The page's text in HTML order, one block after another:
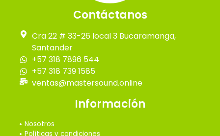
Contáctanos
Cra 22 # 33-26 local 3 Bucaramanga,
Santander
+57 318 7896 544
+57 318 739 1585
ventas@mastersound.online
Información
Nosotros
Políticas y condiciones